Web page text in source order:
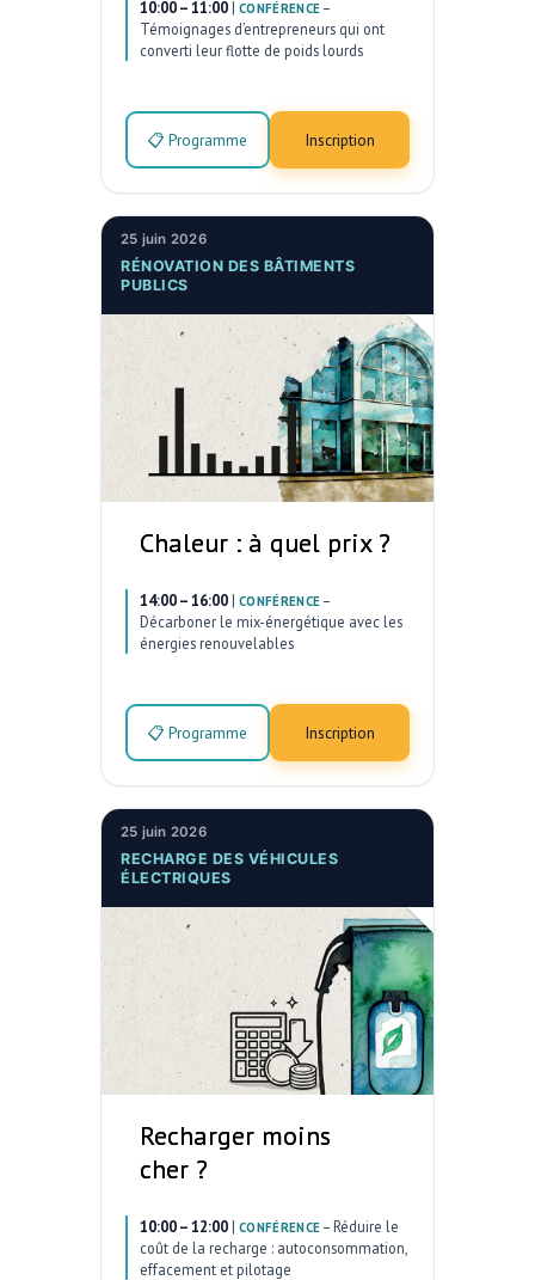
10:00 – 11:00 | CONFÉRENCE –
Témoignages d’entrepreneurs qui ont
converti leur flotte de poids lourds
📋 Programme Inscription
25 juin 2026
RÉNOVATION DES BÂTIMENTS
PUBLICS
Chaleur : à quel prix ?
14:00 – 16:00 | CONFÉRENCE –
Décarboner le mix-énergétique avec les
énergies renouvelables
📋 Programme Inscription
25 juin 2026
RECHARGE DES VÉHICULES
ÉLECTRIQUES
Recharger moins
cher ?
10:00 – 12:00 | CONFÉRENCE – Réduire le
coût de la recharge : autoconsommation,
effacement et pilotage